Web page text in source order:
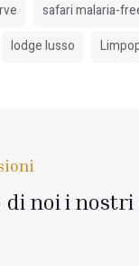
safari malaria-
lodge lusso
di noi i